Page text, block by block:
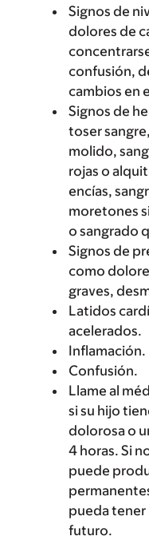
Signos de
dolores de
confusión,
cambios en
Signos de
toser
molido,
rojas o
encías,
moretones
o sangrado
Signos de
como
graves,
Latidos
acelerados.
Inflamación.
Confusión.
Llame al
si su hijo
dolorosa o
4 horas. Si
puede
pueda tener
futuro.